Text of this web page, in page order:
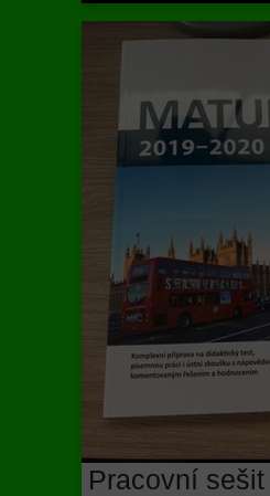
Pracovní